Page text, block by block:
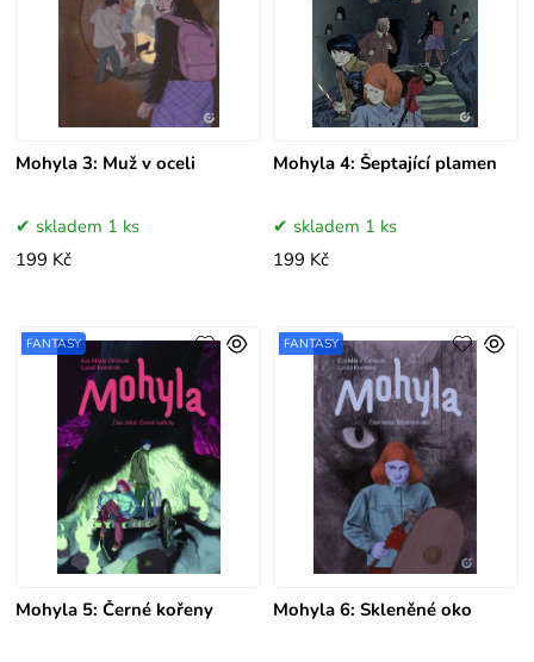
Mohyla 3: Muž v oceli
skladem 1 ks
199 Kč
Mohyla 4: Šeptající plamen
skladem 1 ks
199 Kč
Mohyla 5: Černé kořeny
FANTASY
Mohyla 6: Skleněné oko
FANTASY